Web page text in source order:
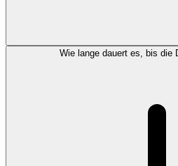
Wie lange dauert es, bis die